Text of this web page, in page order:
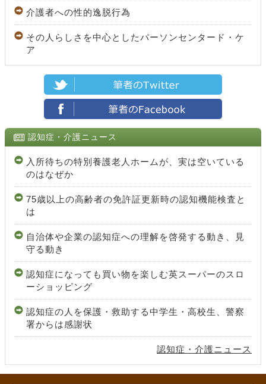
介護者への性的逸脱行為
その人らしさを中心としたパーソンセンタード・ケ
ア
認知症・介護ニュース
入所待ちの特別養護老人ホームが、実は空いている
のはなぜか
75歳以上の高齢者の免許証更新時の認知機能検査と
は
自治体や企業の認知症への理解を啓発する動き、見
守る動き
認知症になっても買い物を楽しむ英スーパーのスロ
ーショッピング
認知症の人を保護・救助する中学生・高校生、警察
署からは感謝状
認知症・介護ニュース